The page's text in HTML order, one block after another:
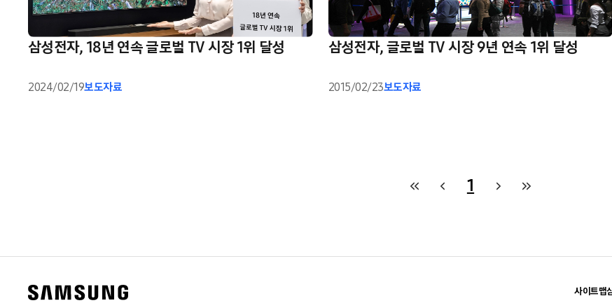
삼성전자, 18년 연속 글로벌 TV 시장 1위 달성
2024/02/19보도자료
삼성전자, 글로벌 TV 시장 9년 연속 1위 달성
2015/02/23보도자료
1
사이트맵